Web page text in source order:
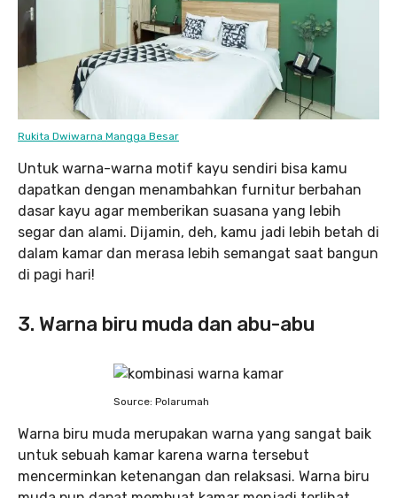
Rukita Dwiwarna Mangga Besar
Untuk warna-warna motif kayu sendiri bisa kamu
dapatkan dengan menambahkan furnitur berbahan
dasar kayu agar memberikan suasana yang lebih
segar dan alami. Dijamin, deh, kamu jadi lebih betah di
dalam kamar dan merasa lebih semangat saat bangun
di pagi hari!
3. Warna biru muda dan abu-abu
Source: Polarumah
Warna biru muda merupakan warna yang sangat baik
untuk sebuah kamar karena warna tersebut
mencerminkan ketenangan dan relaksasi. Warna biru